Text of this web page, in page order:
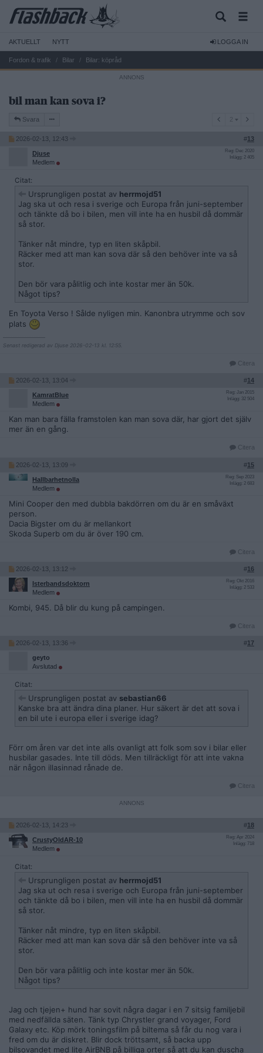
AKTUELLT NYTT LOGGA IN
Fordon & trafik Bilar Bilar: köpråd
bil man kan sova i?
Svara
2026-02-13, 12:43 #13
Djuse
Medlem
Reg: Dec 2020
Inlägg: 2 405
Citat:
Ursprungligen postat av herrmojd51
Jag ska ut och resa i sverige och Europa från juni-september
och tänkte då bo i bilen, men vill inte ha en husbil då dommär
så stor.
Tänker nåt mindre, typ en liten skåpbil.
Räcker med att man kan sova där så den behöver inte va så
stor.
Den bör vara pålitlig och inte kostar mer än 50k.
Något tips?
En Toyota Verso ! Sålde nyligen min. Kanonbra utrymme och sov
plats
Senast redigerad av Djuse 2026-02-13 kl. 12:55.
Citera
2026-02-13, 13:04 #14
KamratBlue
Medlem
Reg: Jan 2015
Inlägg: 32 504
Kan man bara fälla framstolen kan man sova där, har gjort det själv
mer än en gång.
Citera
2026-02-13, 13:09 #15
Hallbarhetnolla
Medlem
Reg: Sep 2023
Inlägg: 2 683
Mini Cooper den med dubbla bakdörren om du är en småväxt
person.
Dacia Bigster om du är mellankort
Skoda Superb om du är över 190 cm.
Citera
2026-02-13, 13:12 #16
Isterbandsdoktorn
Medlem
Reg: Okt 2016
Inlägg: 2 533
Kombi, 945. Då blir du kung på campingen.
Citera
2026-02-13, 13:36 #17
geyto
Avslutad
Citat:
Ursprungligen postat av sebastian66
Kanske bra att ändra dina planer. Hur säkert är det att sova i
en bil ute i europa eller i sverige idag?
Förr om åren var det inte alls ovanligt att folk som sov i bilar eller
husbilar gasades. Inte till döds. Men tillräckligt för att inte vakna
när någon illasinnad rånade de.
Citera
2026-02-13, 14:23 #18
CrustyOldAR-10
Medlem
Reg: Apr 2024
Inlägg: 718
Citat:
Ursprungligen postat av herrmojd51
Jag ska ut och resa i sverige och Europa från juni-september
och tänkte då bo i bilen, men vill inte ha en husbil då dommär
så stor.
Tänker nåt mindre, typ en liten skåpbil.
Räcker med att man kan sova där så den behöver inte va så
stor.
Den bör vara pålitlig och inte kostar mer än 50k.
Något tips?
Jag och tjejen+ hund har sovit några dagar i en 7 sitsig familjebil
med nedfällda säten. Tänk typ Chrystler grand voyager, Ford
Galaxy etc. Köp mörk toningsfilm på biltema så får du nog vara i
fred om du är diskret. Blir dock tröttsamt, så backa upp
bilsovandet med lite AirBNB på billiga orter så att du kan duscha